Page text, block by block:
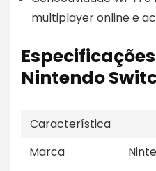
multiplayer online e
Nintendo
Característica
Marca